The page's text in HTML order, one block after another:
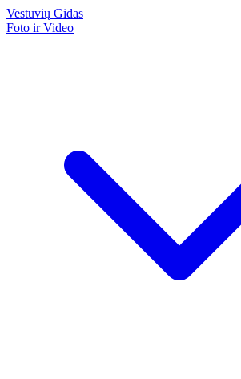
Vestuvių Gidas
Foto ir Video